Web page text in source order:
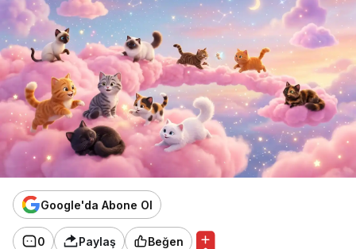
Google'da Abone Ol
0 Paylaş Beğen